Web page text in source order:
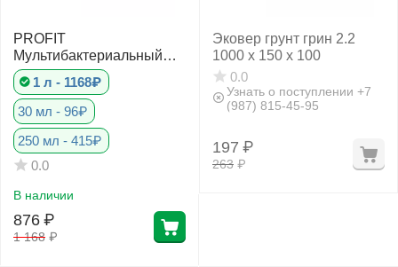
PROFIT
Мультибактериальный
комплекс -
ПочвоУлучшитель
1 л - 1168₽
30 мл - 96₽
250 мл - 415₽
0.0
В наличии
1 168 ₽
876 ₽
Эковер грунт грин 2.2
1000 х 150 х 100
0.0
Узнать о поступлении +7
(987) 815-45-95
263 ₽
197 ₽